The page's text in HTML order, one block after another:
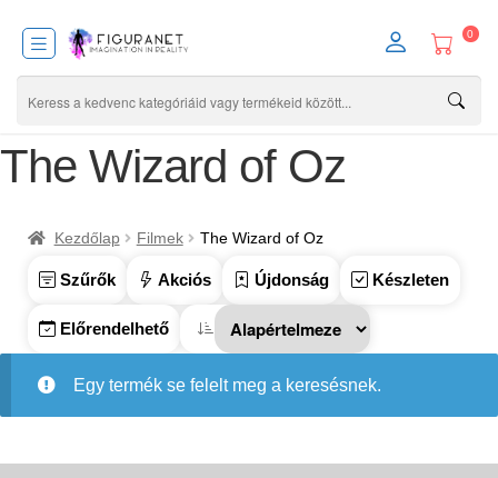
0
The Wizard of Oz
Kezdőlap Filmek The Wizard of Oz
Szűrők Akciós Újdonság Készleten
Előrendelhető
Egy termék se felelt meg a keresésnek.